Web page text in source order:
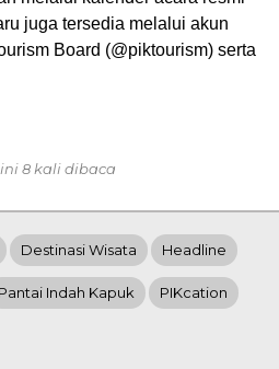
juga tersedia melalui akun
Board (@piktourism) serta
8 kali dibaca
Destinasi Wisata Headline
Pantai Indah Kapuk PIKcation